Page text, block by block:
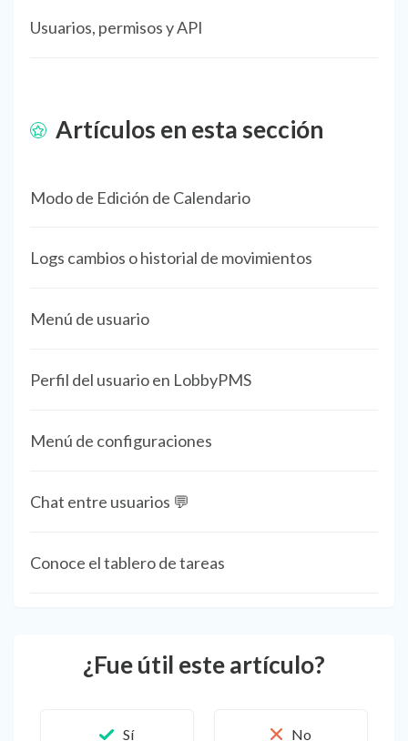
Usuarios, permisos y API
Artículos en esta sección
Modo de Edición de Calendario
Logs cambios o historial de movimientos
Menú de usuario
Perfil del usuario en LobbyPMS
Menú de configuraciones
Chat entre usuarios 💬
Conoce el tablero de tareas
¿Fue útil este artículo?